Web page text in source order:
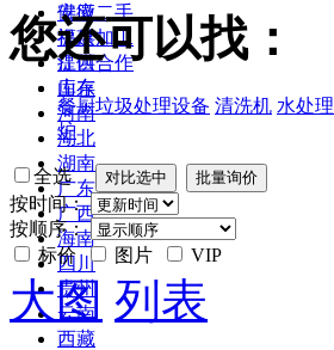
安徽
福建
江西
山东
河南
湖北
湖南
广东
广西
海南
四川
贵州
云南
西藏
供应二手
提供加工
提供合作
库存
您还可以找：
餐厨垃圾处理设备 清洗机 水处理
炉
全选
按时间：
按顺序：
标价
图片 VIP
大图 列表